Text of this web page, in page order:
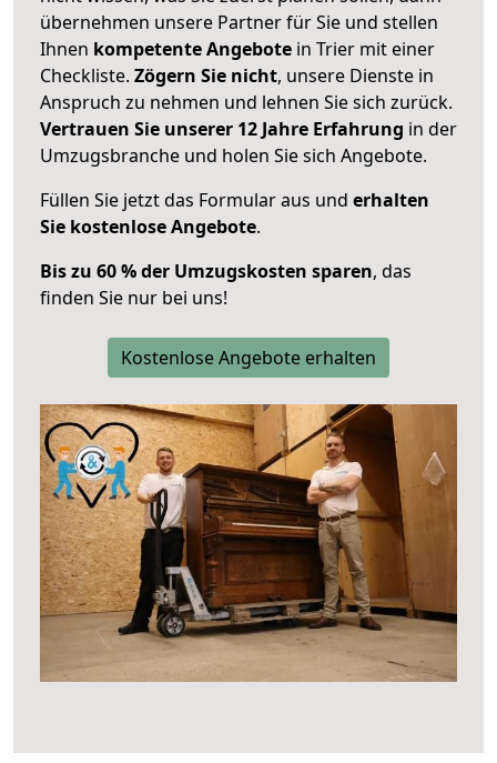
übernehmen unsere Partner für Sie und stellen
Ihnen kompetente Angebote in Trier mit einer
Checkliste. Zögern Sie nicht, unsere Dienste in
Anspruch zu nehmen und lehnen Sie sich zurück.
Vertrauen Sie unserer 12 Jahre Erfahrung in der
Umzugsbranche und holen Sie sich Angebote.
Füllen Sie jetzt das Formular aus und erhalten
Sie kostenlose Angebote.
Bis zu 60 % der Umzugskosten sparen, das
finden Sie nur bei uns!
Kostenlose Angebote erhalten